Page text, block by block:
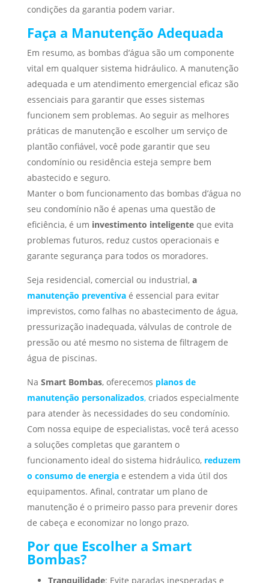
condições da garantia podem variar.
Faça a Manutenção Adequada
Em resumo, as bombas d’água são um componente
vital em qualquer sistema hidráulico. A manutenção
adequada e um atendimento emergencial eficaz são
essenciais para garantir que esses sistemas
funcionem sem problemas. Ao seguir as melhores
práticas de manutenção e escolher um serviço de
plantão confiável, você pode garantir que seu
condomínio ou residência esteja sempre bem
abastecido e seguro.
Manter o bom funcionamento das bombas d’água no
seu condomínio não é apenas uma questão de
eficiência, é um investimento inteligenteque evita
problemas futuros, reduz custos operacionais e
garante segurança para todos os moradores.
Seja residencial, comercial ou industrial, a
manutenção preventivaé essencial para evitar
imprevistos, como falhas no abastecimento de água,
pressurização inadequada, válvulas de controle de
pressão ou até mesmo no sistema de filtragem de
água de piscinas.
Na Smart Bombas, oferecemos planos de
manutenção personalizados,criados especialmente
para atender às necessidades do seu condomínio.
Com nossa equipe de especialistas, você terá acesso
a soluções completas que garantem o
funcionamento ideal do sistema hidráulico, reduzem
o consumo de energiae estendem a vida útil dos
equipamentos. Afinal, contratar um plano de
manutenção é o primeiro passo para prevenir dores
de cabeça e economizar no longo prazo.
Por que Escolher a Smart
Bombas?
Tranquilidade: Evite paradas inesperadas e